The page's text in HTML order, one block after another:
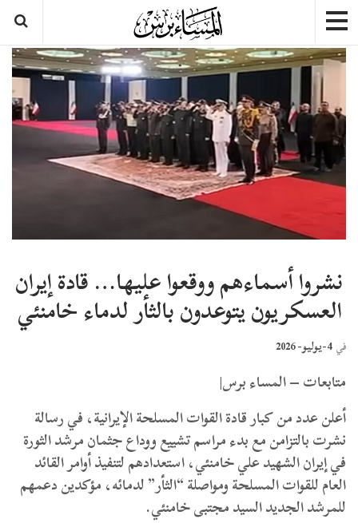
نشروا أسماءهم ووقعوا عليها… قادة إيران
العسكريون يتوعدون بالثأر لدماء خامنئي
في 4-يوليو- 2026
متابعات – المساء برس|
أعلن عدد من كبار قادة القوات المسلحة الإيرانية، في رسالة
نشرت بالتزامن مع بدء مراسم تشييع ووداع جثمان مرشد الثورة
في إيران الشهيد علي خامنئي، استعدادهم لتنفيذ أوامر القائد
العام للقوات المسلحة ومواصلة “الثأر” لدمائه، مؤكدين دعمهم
للمرشد الجديد السيد مجتبى خامنئي.